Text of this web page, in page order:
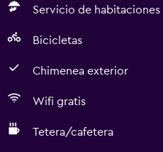
Servicio de habitaciones
Bicicletas
Chimenea exterior
Wifi gratis
Tetera/cafetera